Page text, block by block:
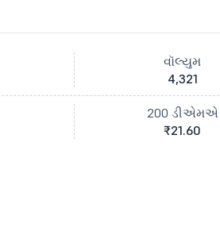
વૉલ્યુમ
4,321
200 ડીએમએ
₹21.60